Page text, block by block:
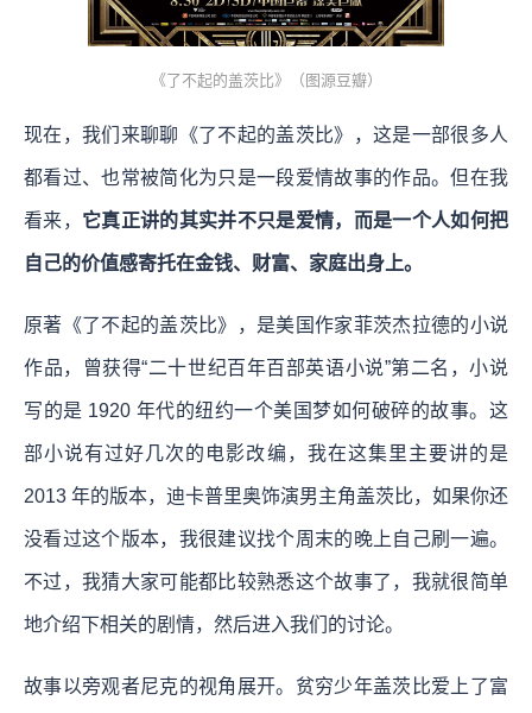
《了不起的盖茨比》（图源豆瓣）
现在，我们来聊聊《了不起的盖茨比》，这是一部很多人
都看过、也常被简化为只是一段爱情故事的作品。但在我
看来， 它真正讲的其实并不只是爱情，而是一个人如何把
自己的价值感寄托在金钱、财富、家庭出身上。
原著《了不起的盖茨比》，是美国作家菲茨杰拉德的小说
作品，曾获得“二十世纪百年百部英语小说”第二名，小说
写的是 1920 年代的纽约一个美国梦如何破碎的故事。这
部小说有过好几次的电影改编，我在这集里主要讲的是
2013 年的版本，迪卡普里奥饰演男主角盖茨比，如果你还
没看过这个版本，我很建议找个周末的晚上自己刷一遍。
不过，我猜大家可能都比较熟悉这个故事了，我就很简单
地介绍下相关的剧情，然后进入我们的讨论。
故事以旁观者尼克的视角展开。贫穷少年盖茨比爱上了富